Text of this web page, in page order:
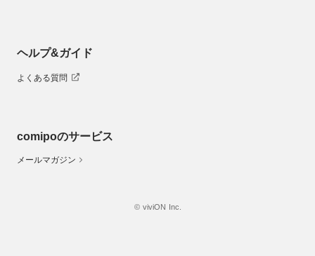
ヘルプ&ガイド
よくある質問
comipoのサービス
メールマガジン
© viviON Inc.